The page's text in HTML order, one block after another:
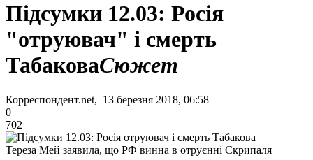
Підсумки 12.03: Росія
"отруювач" і смерть
ТабаковаСюжет
Корреспондент.net, 13 березня 2018, 06:58
0
702
Тереза Мей заявила, що РФ винна в отруєнні Скрипаля